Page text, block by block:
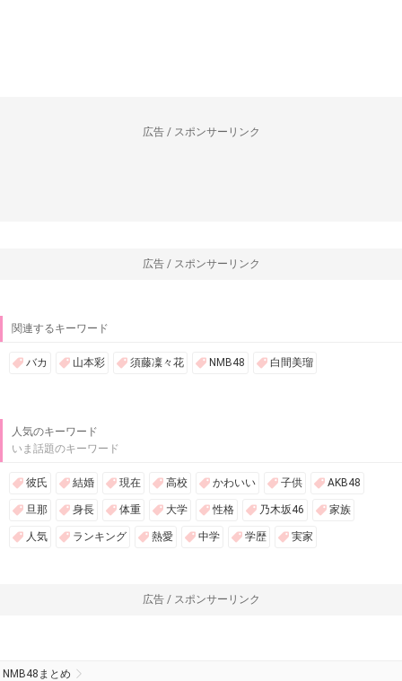
広告 / スポンサーリンク
広告 / スポンサーリンク
関連するキーワード
バカ 山本彩 須藤凜々花 NMB48 白間美瑠
人気のキーワード
いま話題のキーワード
彼氏 結婚 現在 高校 かわいい 子供 AKB48
旦那 身長 体重 大学 性格 乃木坂46 家族
人気 ランキング 熱愛 中学 学歴 実家
広告 / スポンサーリンク
NMB48まとめ